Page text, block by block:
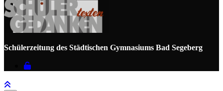
Schülerzeitung des Städtischen Gymnasiums Bad Segeberg